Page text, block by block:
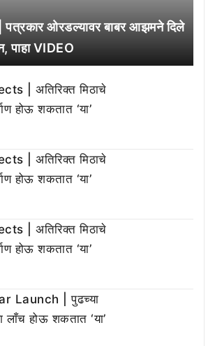
ओरडल्यावर बाबर आझमने दिले
पाहा VIDEO
| अतिरिक्त मिठाचे
होऊ शकतात ‘या’
| अतिरिक्त मिठाचे
होऊ शकतात ‘या’
| अतिरिक्त मिठाचे
होऊ शकतात ‘या’
Launch | पुढच्या
लाँच होऊ शकतात ‘या’